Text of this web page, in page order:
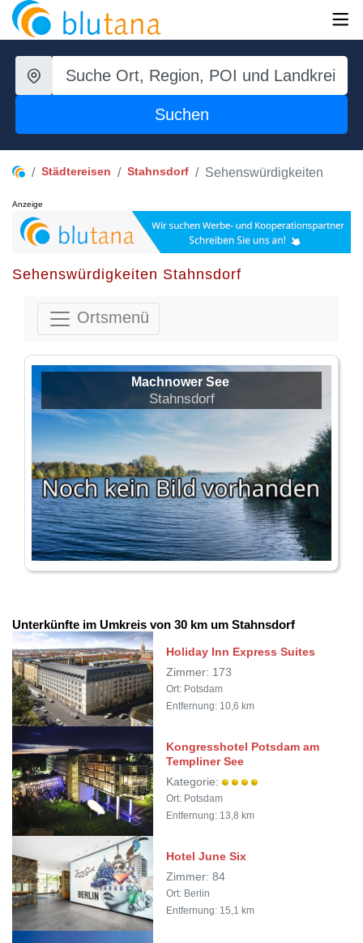
Suchen
Städtereisen Stahnsdorf Sehenswürdigkeiten
Anzeige
Sehenswürdigkeiten Stahnsdorf
Ortsmenü
Machnower See
Stahnsdorf
Unterkünfte im Umkreis von 30 km um Stahnsdorf
Holiday Inn Express Suites
Zimmer: 173
Ort: Potsdam
Entfernung: 10,6 km
Kongresshotel Potsdam am
Templiner See
Kategorie:
Ort: Potsdam
Entfernung: 13,8 km
Hotel June Six
Zimmer: 84
Ort: Berlin
Entfernung: 15,1 km